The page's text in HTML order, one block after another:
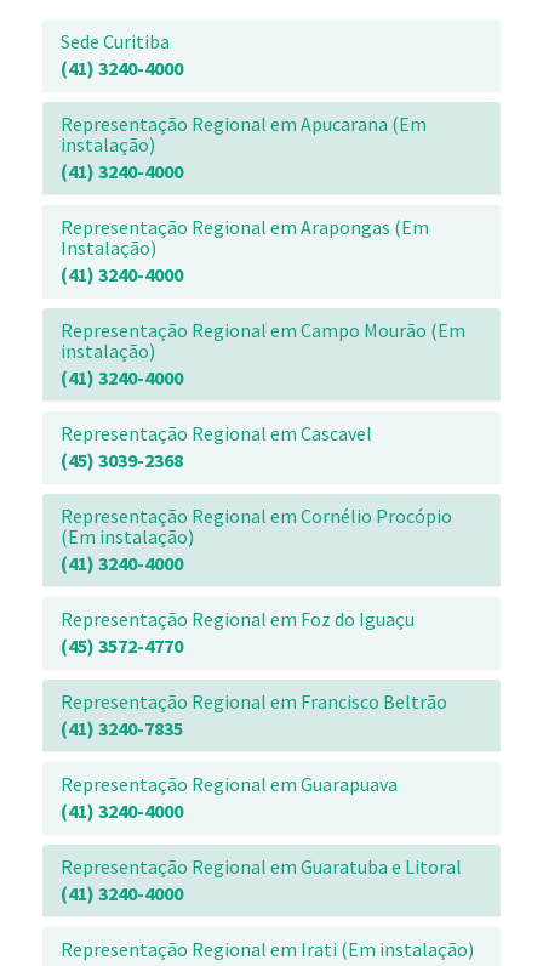
Sede Curitiba
(41) 3240-4000
Representação Regional em Apucarana (Em
instalação)
(41) 3240-4000
Representação Regional em Arapongas (Em
Instalação)
(41) 3240-4000
Representação Regional em Campo Mourão (Em
instalação)
(41) 3240-4000
Representação Regional em Cascavel
(45) 3039-2368
Representação Regional em Cornélio Procópio
(Em instalação)
(41) 3240-4000
Representação Regional em Foz do Iguaçu
(45) 3572-4770
Representação Regional em Francisco Beltrão
(41) 3240-7835
Representação Regional em Guarapuava
(41) 3240-4000
Representação Regional em Guaratuba e Litoral
(41) 3240-4000
Representação Regional em Irati (Em instalação)